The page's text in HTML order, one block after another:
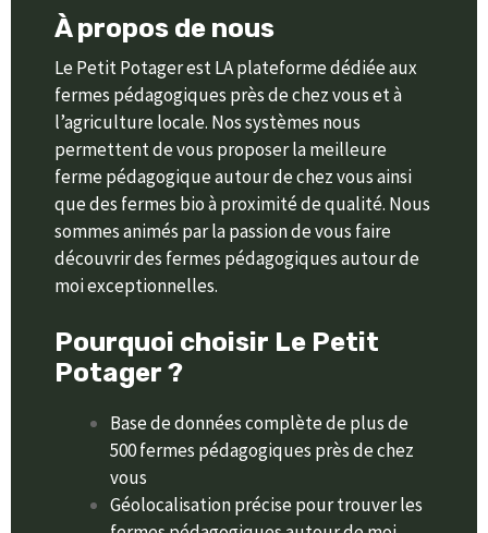
À propos de nous
Le Petit Potager est LA plateforme dédiée aux
fermes pédagogiques près de chez vous et à
l’agriculture locale. Nos systèmes nous
permettent de vous proposer la meilleure
ferme pédagogique autour de chez vous ainsi
que des fermes bio à proximité de qualité. Nous
sommes animés par la passion de vous faire
découvrir des fermes pédagogiques autour de
moi exceptionnelles.
Pourquoi choisir Le Petit
Potager ?
Base de données complète de plus de
500 fermes pédagogiques près de chez
vous
Géolocalisation précise pour trouver les